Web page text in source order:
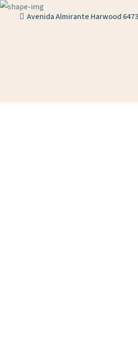
Skip
Avenida Almirante Harwood